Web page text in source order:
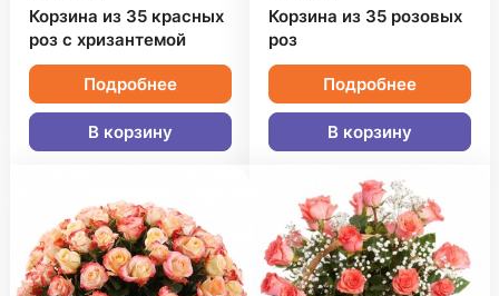
Корзина из 35 красных
роз с хризантемой
Подробнее
В корзину
Корзина из 35 розовых
роз
Подробнее
В корзину